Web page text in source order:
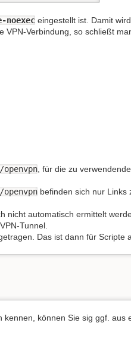
noexec eingestellt ist. Damit
Verbindung, so schließt
, für die zu
befinden sich nur Links
nicht automatisch ermittelt
Tunnel.
Das ist dann für Scripte
können Sie sig ggf. aus